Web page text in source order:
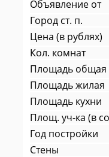
Объявление от
Город ст. п.
Цена (в рублях)
Кол. комнат
Площадь общая
Площадь жилая
Площадь кухни
Площ. уч-ка (в
Год постройки
Стены